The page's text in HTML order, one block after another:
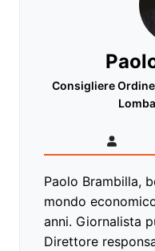
Consigliere
Paolo Brambilla,
mondo
anni. Giornalista
Direttore